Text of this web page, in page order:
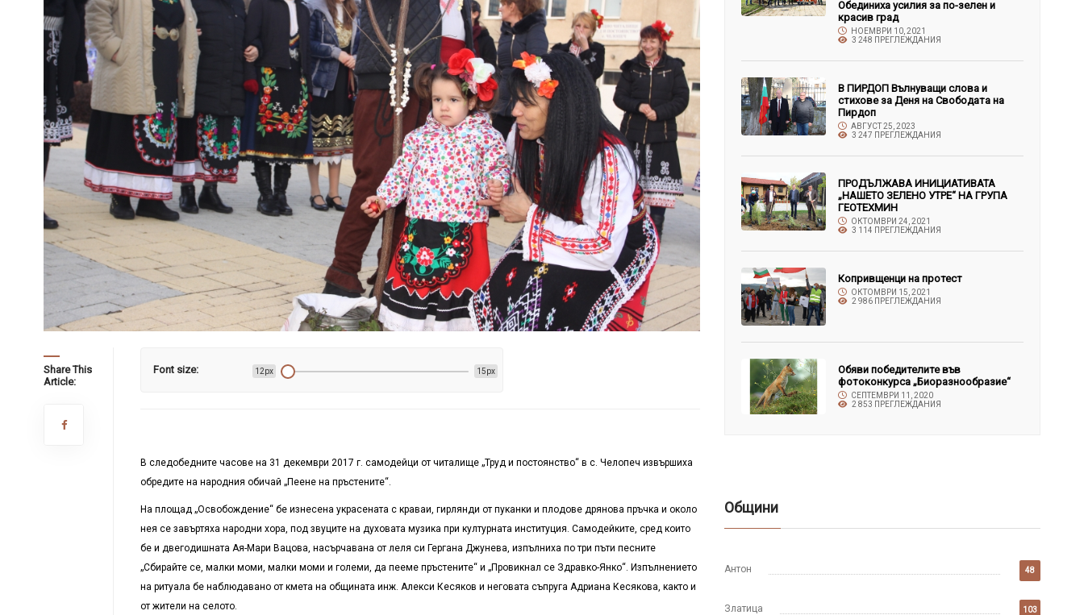
Share This
Article:
Font size: 12px 15px
В следобедните часове на 31 декември 2017 г. самодейци от читалище „Труд и постоянство“ в с. Челопеч извършиха
обредите на народния обичай „Пеене на пръстените“.
На площад „Освобождение“ бе изнесена украсената с краваи, гирлянди от пуканки и плодове дрянова пръчка и около
нея се завъртяха народни хора, под звуците на духовата музика при културната институция. Самодейките, сред които
бе и двегодишната Ая-Мари Вацова, насърчавана от леля си Гергана Джунева, изпълниха по три пъти песните
„Сбирайте се, малки моми, малки моми и големи, да пееме пръстените“ и „Провикнал се Здравко-Янко“. Изпълнението
на ритуала бе наблюдавано от кмета на общината инж. Алекси Кесяков и неговата съпруга Адриана Кесякова, както и
от жители на селото.
Обединиха усилия за по-зелен и
красив град
НОЕМВРИ 10, 2021
3 248 ПРЕГЛЕЖДАНИЯ
В ПИРДОП Вълнуващи слова и
стихове за Деня на Свободата на
Пирдоп
АВГУСТ 25, 2023
3 247 ПРЕГЛЕЖДАНИЯ
ПРОДЪЛЖАВА ИНИЦИАТИВАТА
„НАШЕТО ЗЕЛЕНО УТРЕ“ НА ГРУПА
ГЕОТЕХМИН
ОКТОМВРИ 24, 2021
3 114 ПРЕГЛЕЖДАНИЯ
Копривщенци на протест
ОКТОМВРИ 15, 2021
2 986 ПРЕГЛЕЖДАНИЯ
Обяви победителите във
фотоконкурса „Биоразнообразие“
СЕПТЕМВРИ 11, 2020
2 853 ПРЕГЛЕЖДАНИЯ
Общини
Антон 48
Златица 103